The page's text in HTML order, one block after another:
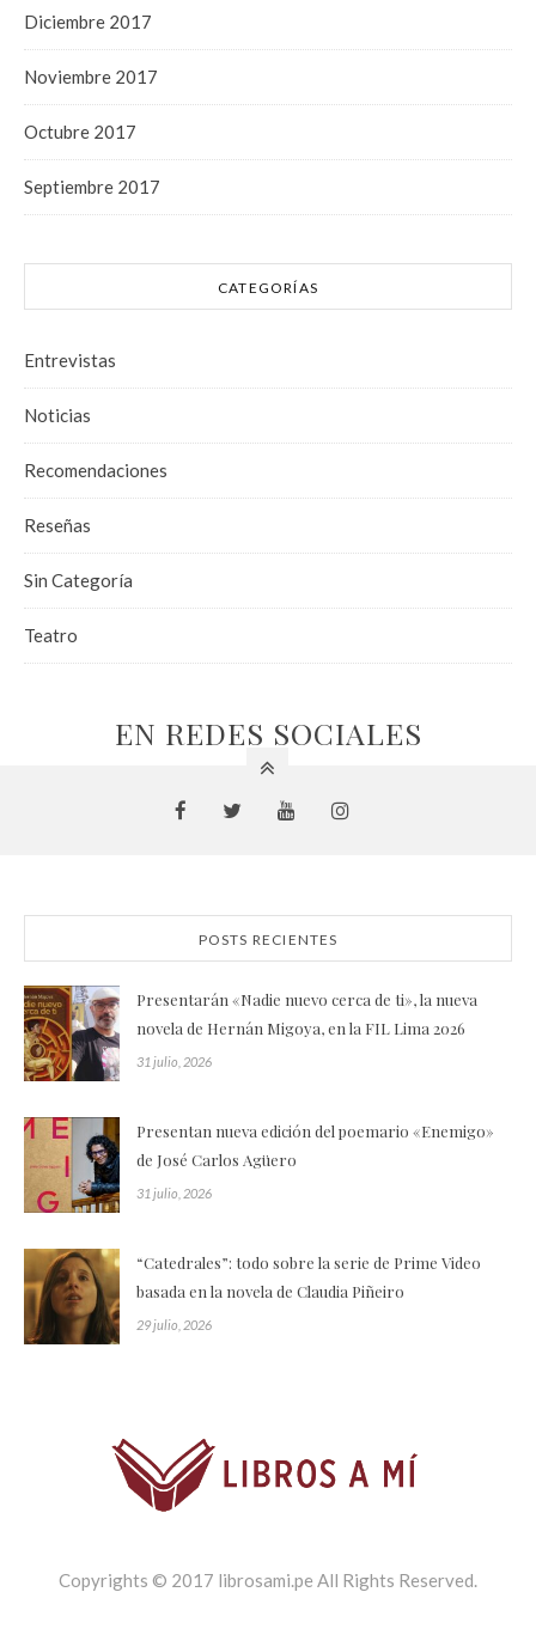
Diciembre 2017
Noviembre 2017
Octubre 2017
Septiembre 2017
CATEGORÍAS
Entrevistas
Noticias
Recomendaciones
Reseñas
Sin Categoría
Teatro
EN REDES SOCIALES
POSTS RECIENTES
Presentarán «Nadie nuevo cerca de ti», la nueva
novela de Hernán Migoya, en la FIL Lima 2026
31 julio, 2026
Presentan nueva edición del poemario «Enemigo»
de José Carlos Agüero
31 julio, 2026
“Catedrales”: todo sobre la serie de Prime Video
basada en la novela de Claudia Piñeiro
29 julio, 2026
Copyrights © 2017 librosami.pe All Rights Reserved.